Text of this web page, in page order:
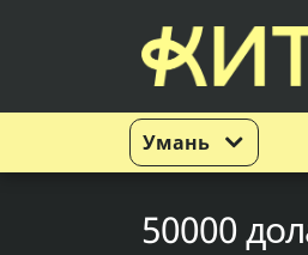
Умань
50000